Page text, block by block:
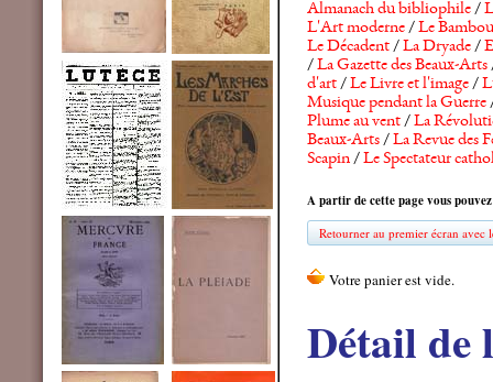
Almanach du bibliophile/
L'Art moderne/Le Bambou
Le Décadent/La Dryade/
/La Gazette des Beaux-Arts
d'art/Le Livre et l'image/
Musique pendant la Guerre
Plume au vent/La
Beaux-Arts/La Revue des
Scapin/Le Spectateur
A partir de cette page vous
Retourner au premier écran avec
Détail de